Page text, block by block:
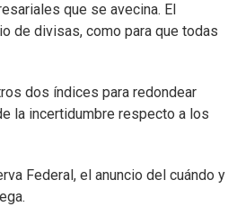
que se avecina. El
de divisas, como para que todas
dos índices para redondear
la incertidumbre respecto a los
Federal, el anuncio del cuándo y